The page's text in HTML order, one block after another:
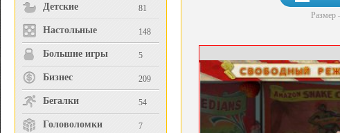
Детские 81
Настольные 148
Большие игры 5
Бизнес 209
Бегалки 54
Головоломки 7
Размер